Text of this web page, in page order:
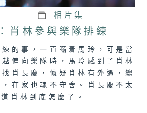
相片集
肖林參與樂隊排練
的事，一直瞞着馬玲，可是當
偏向樂隊時，馬玲感到了肖林
肖長慶，懷疑肖林有外遇，總
在家也魂不守舍。肖長慶不太
肖林到底怎麼了。